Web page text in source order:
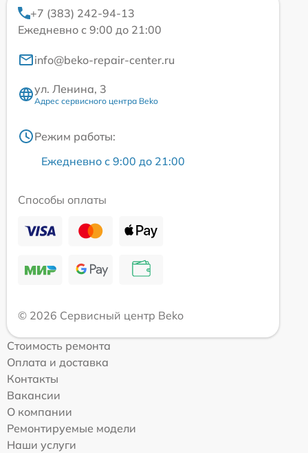
+7 (383) 242-94-13
Ежедневно с 9:00 до 21:00
info@beko-repair-center.ru
ул. Ленина, 3
Адрес сервисного центра Beko
Режим работы:
Ежедневно с 9:00 до 21:00
Способы оплаты
© 2026 Сервисный центр Beko
Стоимость ремонта
Оплата и доставка
Контакты
Вакансии
О компании
Ремонтируемые модели
Наши услуги